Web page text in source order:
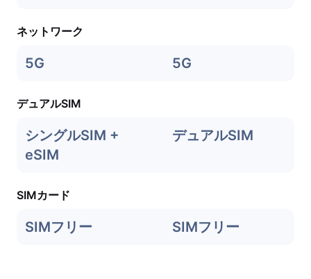
ネットワーク
5G 5G
デュアルSIM
シングルSIM +
eSIM
デュアルSIM
SIMカード
SIMフリー SIMフリー